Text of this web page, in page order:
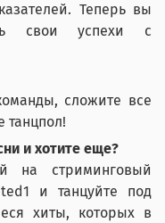
Теперь вы
свои успехи с
сложите все
танцпол!
и хотите еще?
на стриминговый
и танцуйте под
хиты, которых в